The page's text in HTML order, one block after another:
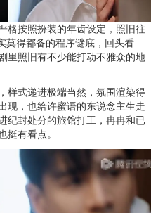
格按照扮装的年齿设定，照旧往
莫得都备的程序谜底，回头看
里照旧有不少能打动不雅众的地
样式递进极端当然，氛围渲染得
现，也给许蜜语的东说念主生走
纪封处分的旅馆打工，冉冉和已
挺有看点。